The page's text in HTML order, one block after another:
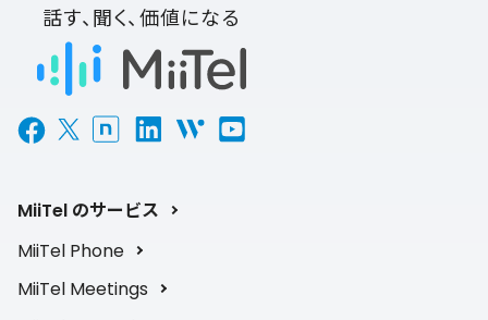
話す、聞く、価値になる
MiiTel のサービス
MiiTel Phone
MiiTel Meetings